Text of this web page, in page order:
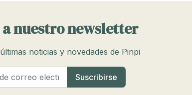
nuestro newsletter
noticias y novedades de Pinpi